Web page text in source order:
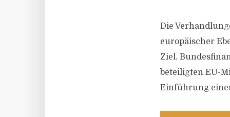
Die
europäischer
Ziel.
beteiligten EU-
Einführung